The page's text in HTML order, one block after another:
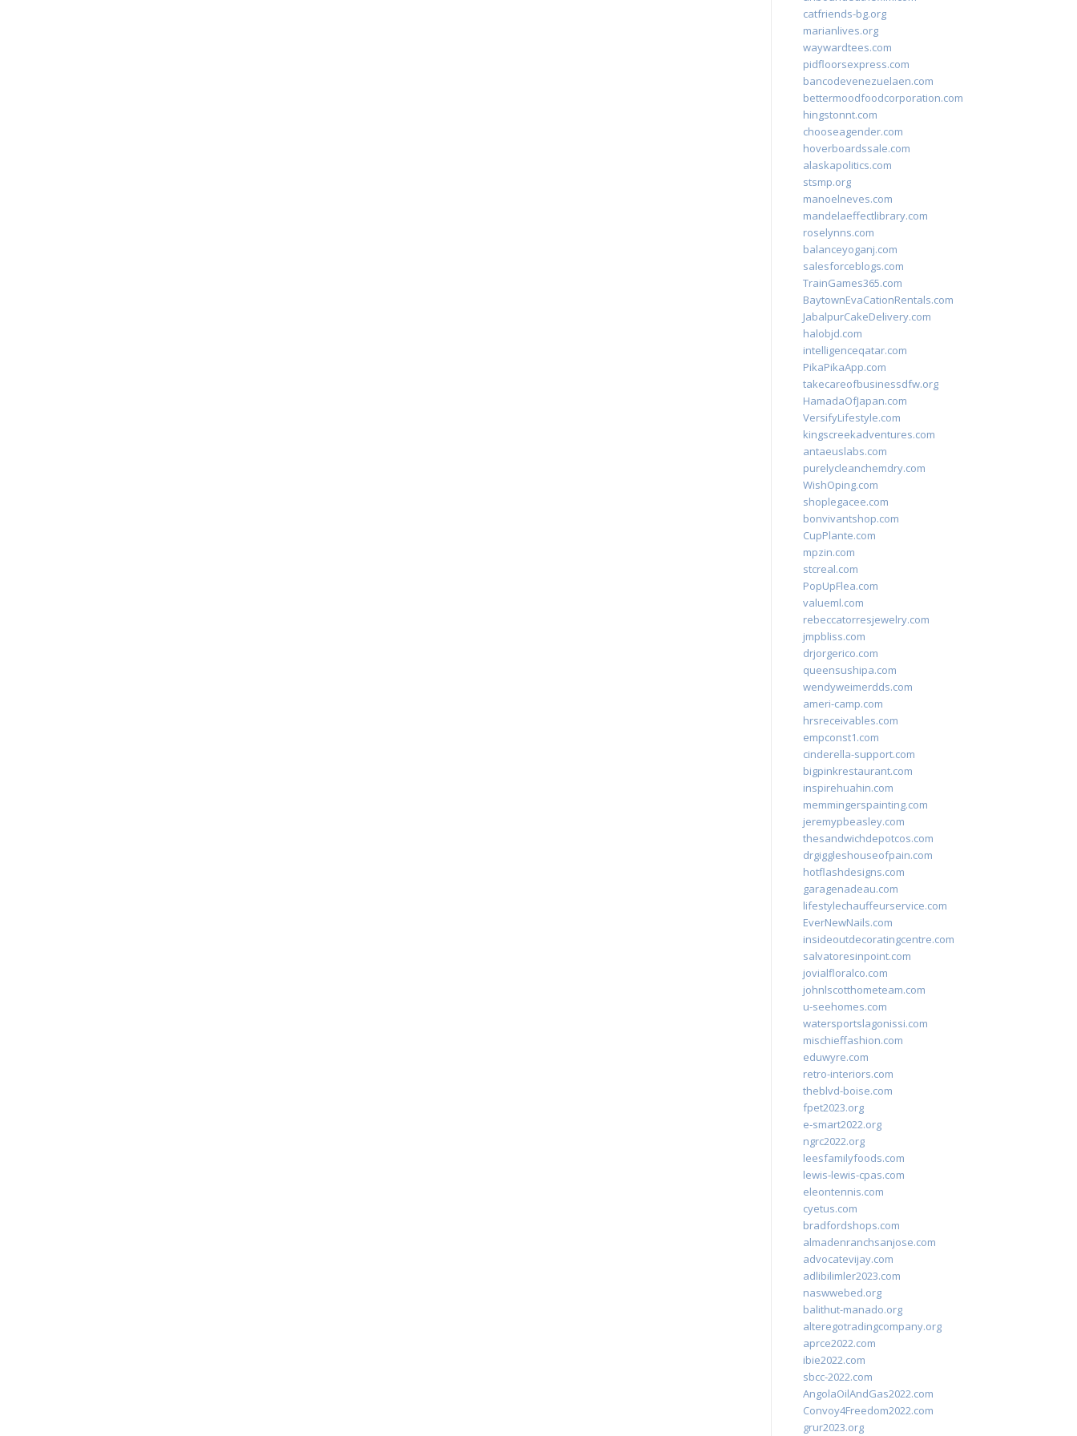
catfriends-bg.org
marianlives.org
waywardtees.com
pidfloorsexpress.com
bancodevenezuelaen.com
bettermoodfoodcorporation.com
hingstonnt.com
chooseagender.com
hoverboardssale.com
alaskapolitics.com
stsmp.org
manoelneves.com
mandelaeffectlibrary.com
roselynns.com
balanceyoganj.com
salesforceblogs.com
TrainGames365.com
BaytownEvaCationRentals.com
JabalpurCakeDelivery.com
halobjd.com
intelligenceqatar.com
PikaPikaApp.com
takecareofbusinessdfw.org
HamadaOfJapan.com
VersifyLifestyle.com
kingscreekadventures.com
antaeuslabs.com
purelycleanchemdry.com
WishOping.com
shoplegacee.com
bonvivantshop.com
CupPlante.com
mpzin.com
stcreal.com
PopUpFlea.com
valueml.com
rebeccatorresjewelry.com
jmpbliss.com
drjorgerico.com
queensushipa.com
wendyweimerdds.com
ameri-camp.com
hrsreceivables.com
empconst1.com
cinderella-support.com
bigpinkrestaurant.com
inspirehuahin.com
memmingerspainting.com
jeremypbeasley.com
thesandwichdepotcos.com
drgiggleshouseofpain.com
hotflashdesigns.com
garagenadeau.com
lifestylechauffeurservice.com
EverNewNails.com
insideoutdecoratingcentre.com
salvatoresinpoint.com
jovialfloralco.com
johnlscotthometeam.com
u-seehomes.com
watersportslagonissi.com
mischieffashion.com
eduwyre.com
retro-interiors.com
theblvd-boise.com
fpet2023.org
e-smart2022.org
ngrc2022.org
leesfamilyfoods.com
lewis-lewis-cpas.com
eleontennis.com
cyetus.com
bradfordshops.com
almadenranchsanjose.com
advocatevijay.com
adlibilimler2023.com
naswwebed.org
balithut-manado.org
alteregotradingcompany.org
aprce2022.com
ibie2022.com
sbcc-2022.com
AngolaOilAndGas2022.com
Convoy4Freedom2022.com
grur2023.org